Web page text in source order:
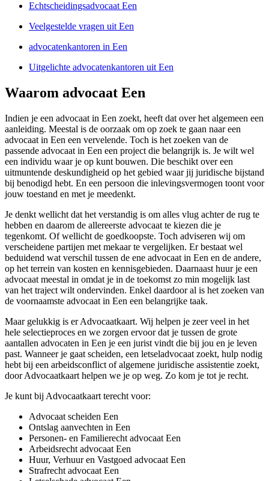
Echtscheidingsadvocaat Een
Veelgestelde vragen uit Een
advocatenkantoren in Een
Uitgelichte advocatenkantoren uit Een
Waarom advocaat Een
Indien je een advocaat in Een zoekt, heeft dat over het algemeen een
aanleiding. Meestal is de oorzaak om op zoek te gaan naar een
advocaat in Een een vervelende. Toch is het zoeken van de
passende advocaat in Een een project die belangrijk is. Je wilt wel
een individu waar je op kunt bouwen. Die beschikt over een
uitmuntende deskundigheid op het gebied waar jij juridische bijstand
bij benodigd hebt. En een persoon die inlevingsvermogen toont voor
jouw toestand en met je meedenkt.
Je denkt wellicht dat het verstandig is om alles vlug achter de rug te
hebben en daarom de allereerste advocaat te kiezen die je
tegenkomt. Of wellicht de goedkoopste. Toch adviseren wij om
verscheidene partijen met mekaar te vergelijken. Er bestaat wel
beduidend wat verschil tussen de ene advocaat in Een en de andere,
op het terrein van kosten en kennisgebieden. Daarnaast huur je een
advocaat meestal in omdat je in de toekomst zo min mogelijk last
van het traject wilt ondervinden. Enkel daardoor al is het zoeken van
de voornaamste advocaat in Een een belangrijke taak.
Maar gelukkig is er Advocaatkaart. Wij helpen je zeer veel in het
hele selectieproces en we zorgen ervoor dat je tussen de grote
aantallen advocaten in Een je een jurist vindt die bij jou en je leven
past. Wanneer je gaat scheiden, een letseladvocaat zoekt, hulp nodig
hebt bij een arbeidsconflict of algemene juridische assistentie zoekt,
door Advocaatkaart helpen we je op weg. Zo kom je tot je recht.
Je kunt bij Advocaatkaart terecht voor:
Advocaat scheiden Een
Ontslag aanvechten in Een
Personen- en Familierecht advocaat Een
Arbeidsrecht advocaat Een
Huur, Verhuur en Vastgoed advocaat Een
Strafrecht advocaat Een